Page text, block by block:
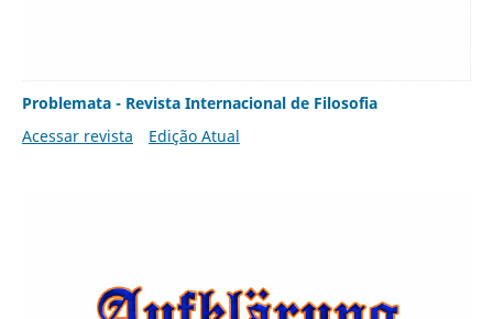
Problemata - Revista Internacional de Filosofia
Acessar revista
Edição Atual